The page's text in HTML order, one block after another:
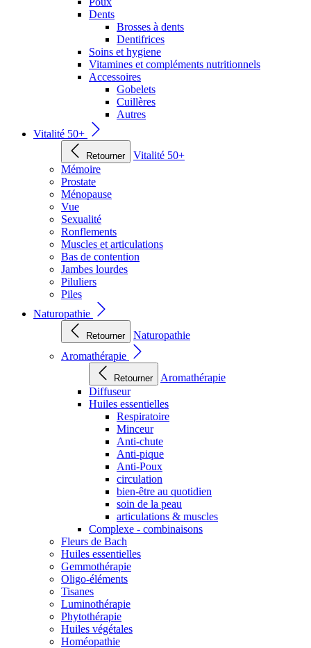
Dents
Brosses à dents
Dentifrices
Soins et hygiene
Vitamines et compléments nutritionnels
Accessoires
Gobelets
Cuillères
Autres
Vitalité 50+
Retourner
Vitalité 50+
Mémoire
Prostate
Ménopause
Vue
Sexualité
Ronflements
Muscles et articulations
Bas de contention
Jambes lourdes
Piluliers
Piles
Naturopathie
Retourner
Naturopathie
Aromathérapie
Retourner
Aromathérapie
Diffuseur
Huiles essentielles
Respiratoire
Minceur
Anti-chute
Anti-pique
Anti-Poux
circulation
bien-être au quotidien
soin de la peau
articulations & muscles
Complexe - combinaisons
Fleurs de Bach
Huiles essentielles
Gemmothérapie
Oligo-éléments
Tisanes
Luminothérapie
Phytothérapie
Huiles végétales
Homéopathie